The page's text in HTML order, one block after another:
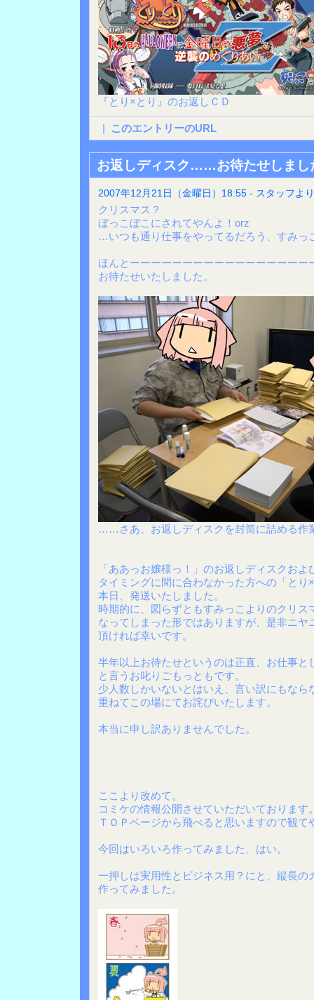
『とり×とり』のお返しＣＤ
| このエントリーのURL
お返しディスク……お待たせしまし
2007年12月21日（金曜日）18:55 - スタッフより
クリスマス？
ぼっこぼこにされてやんよ！orz
…いつも通り仕事をやってるだろう、すみっ
ほんとーーーーーーーーーーーーーーーーー
お待たせいたしました。
……さあ、お返しディスクを封筒に詰める作
「ああっお嬢様っ！」のお返しディスクおよ
タイミングに間に合わなかった方への「とり
本日、発送いたしました。
時期的に、図らずともすみっこよりのクリス
なってしまった形ではありますが、是非ニヤ
頂ければ幸いです。
半年以上お待たせというのは正直、お仕事と
と言うお叱りごもっともです。
少人数しかいないとはいえ、言い訳にもなら
重ねてこの場にてお詫びいたします。
本当に申し訳ありませんでした。
ここより改めて。
コミケの情報公開させていただいております
ＴＯＰページから飛べると思いますので観て
今回はいろいろ作ってみました、はい。
一押しは実用性とビジネス用？にと、縦長の
作ってみました。